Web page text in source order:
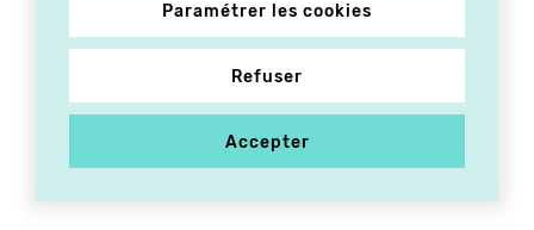
Paramétrer les cookies
Refuser
Accepter